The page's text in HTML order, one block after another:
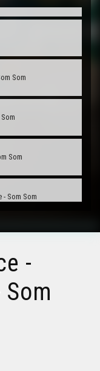
Som
Som
- Som Som
Som
-